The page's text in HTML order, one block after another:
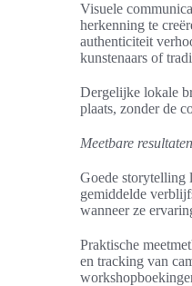
Visuele
herkenning te
authenticiteit
kunstenaars of
Dergelijke lokale
plaats, zonder de
Meetbare
Goede storytelling
gemiddelde
wanneer ze
Praktische
en tracking van